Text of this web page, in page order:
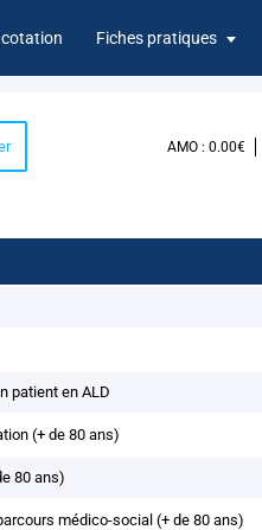
cotation Fiches pratiques
AMO : 0.00€
patient en ALD
(+ de 80 ans)
80 ans)
médico-social (+ de 80 ans)